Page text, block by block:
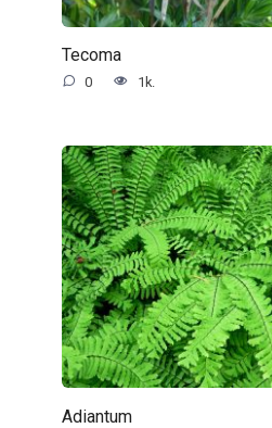
Tecoma
0 1k.
Adiantum